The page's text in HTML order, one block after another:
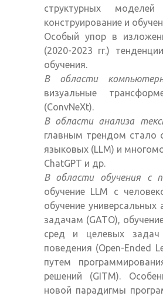
структурных
конструирование и
Особый упор в
(2020-2023 гг.)
обучения.
В области
визуальные
(ConvNeXt).
В области анализа
главным трендом стало
языковых (LLM) и
ChatGPT и др.
В области обучения с
обучение LLM с
обучение
задачам (GATO),
сред и целевых задач
поведения (Open-Ended
путем
решений (GITM).
новой парадигмы